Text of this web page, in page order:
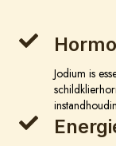
Jodium is